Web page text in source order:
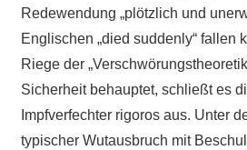
Redewendung „plötzlich und
Englischen „died suddenly“ fallen
Riege der
Sicherheit behauptet, schließt es
Impfverfechter rigoros aus. Unter
typischer Wutausbruch mit